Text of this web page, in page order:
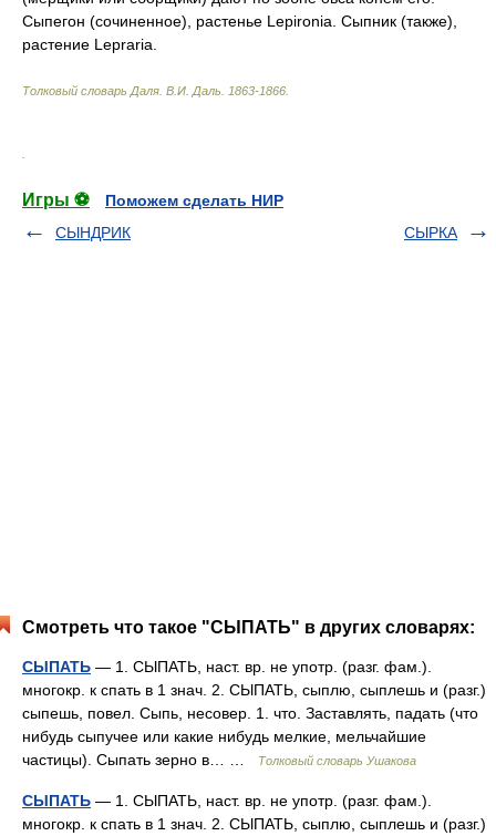
Сыпегон (сочиненное), растенье Lepironia. Сыпник (также),
растение Lepraria.
Толковый словарь Даля В.И. Даль. 1863-1866
Игры ⚽
Поможем сделать НИР
СЫНДРИК
СЫРКА
Смотреть что такое "СЫПАТЬ" в других словарях:
СЫПАТЬ — 1. СЫПАТЬ, наст. вр. не употр. (разг. фам.).
многокр. к спать в 1 знач. 2. СЫПАТЬ, сыплю, сыплешь и (разг.)
сыпешь, повел. Сыпь, несовер. 1. что. Заставлять, падать (что
нибудь сыпучее или какие нибудь мелкие, мельчайшие
частицы). Сыпать зерно в… …
Толковый словарь Ушакова
СЫПАТЬ — 1. СЫПАТЬ, наст. вр. не употр. (разг. фам.).
многокр. к спать в 1 знач. 2. СЫПАТЬ, сыплю, сыплешь и (разг.)